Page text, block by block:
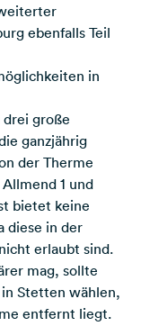
ebenfalls Teil
in
große
ganzjährig
der Therme
1 und
bietet keine
diese in der
erlaubt sind.
mag, sollte
in Stetten wählen,
entfernt liegt.